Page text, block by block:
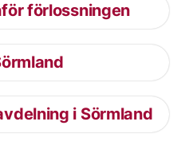
förlossningen
i Sörmland